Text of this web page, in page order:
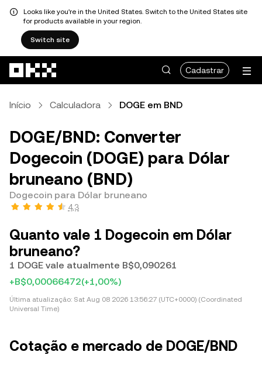
Looks like you're in the United States. Switch to the United States site
for products available in your region.
Switch site
Cadastrar
Início Calculadora DOGE em BND
DOGE/BND: Converter
Dogecoin (DOGE) para Dólar
bruneano (BND)
Dogecoin para Dólar bruneano
4,3
Quanto vale 1 Dogecoin em Dólar
bruneano?
1 DOGE vale atualmente B$0,090261
+B$0,00066472(+1,00%)
Última atualização: Sat Aug 08 2026 13:56:27 (UTC+0000) (Coordinated
Universal Time)
Cotação e mercado de DOGE/BND